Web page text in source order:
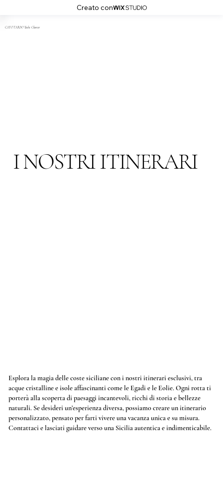
Creato con
CAYO TARDO Yacht Charter
Esplora la magia delle coste siciliane con i nostri itinerari esclusivi, tra
acque cristalline e isole affascinanti come le Egadi e le Eolie. Ogni rotta ti
porterà alla scoperta di paesaggi incantevoli, ricchi di storia e bellezze
naturali. Se desideri un’esperienza diversa, possiamo creare un itinerario
personalizzato, pensato per farti vivere una vacanza unica e su misura.
Contattaci e lasciati guidare verso una Sicilia autentica e indimenticabile.
I NOSTRI ITINERARI